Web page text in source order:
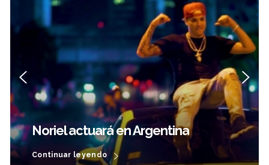
Reik estrenó el videoclip de su
canción "Aleluya"
Continuar leyendo